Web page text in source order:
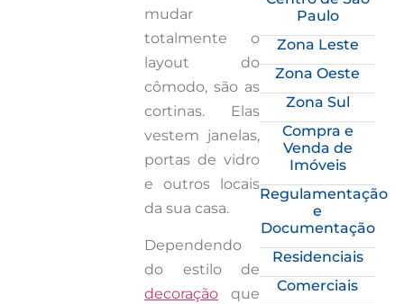
mudar
totalmente o
layout do
cômodo, são as
cortinas. Elas
vestem janelas,
portas de vidro
e outros locais
da sua casa.
Dependendo
do estilo de
decoração que
Paulo
Zona Leste
Zona Oeste
Zona Sul
Compra e
Venda de
Imóveis
Regulamentação
e
Documentação
Residenciais
Comerciais